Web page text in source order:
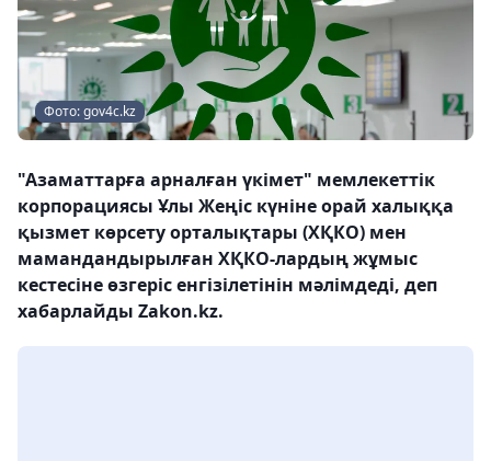
Фото: gov4c.kz
"Азаматтарға арналған үкімет" мемлекеттік
корпорациясы Ұлы Жеңіс күніне орай халыққа
қызмет көрсету орталықтары (ХҚКО) мен
мамандандырылған ХҚКО-лардың жұмыс
кестесіне өзгеріс енгізілетінін мәлімдеді, деп
хабарлайды Zakon.kz.